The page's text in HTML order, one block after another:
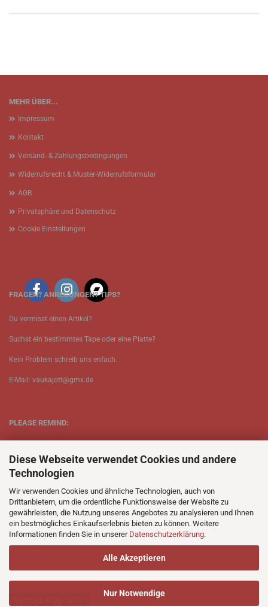
Diese Webseite verwendet Cookies und andere
Technologien
Wir verwenden Cookies und ähnliche Technologien, auch von
Drittanbietern, um die ordentliche Funktionsweise der Website zu
gewährleisten, die Nutzung unseres Angebotes zu analysieren und Ihnen
ein bestmögliches Einkaufserlebnis bieten zu können. Weitere
Informationen finden Sie in unserer Datenschutzerklärung.
Alle Akzeptieren
Nur Notwendige
MEHR ÜBER...
Impressum
Kontakt
Versand- & Zahlungsbedingungen
Widerrufsrecht & Muster-Widerrufsformular
AGB
Privatsphäre und Datenschutz
Cookie Einstellungen
FRAGEN? ANREGUNGEN? TIPS?
Du vermisst einen Artikel?
Suchst ein bestimmtes Tape oder eine Platte?
Kein Problem schreib uns enfach.
E-Mail: vaukajott@gmx.de
PLEASE REMIND:
Be patient when ordering.
Your records will be send asap.
No Discogs.
No Spotify.
No Bullshit.